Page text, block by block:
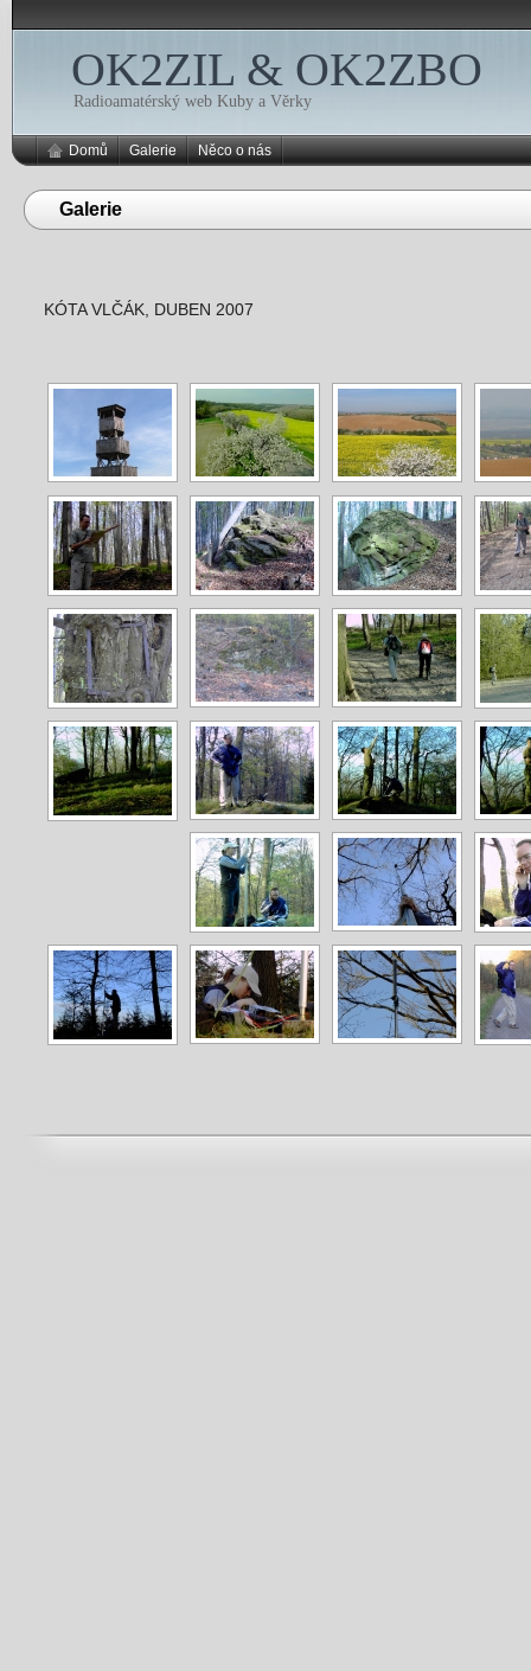
OK2ZIL & OK2ZBO
Radioamatérský web Kuby a Věrky
Domů Galerie Něco o nás
Galerie
KÓTA VLČÁK, DUBEN 2007